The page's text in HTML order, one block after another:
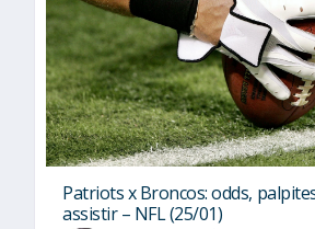
Patriots x Broncos: odds,
assistir – NFL (25/01)